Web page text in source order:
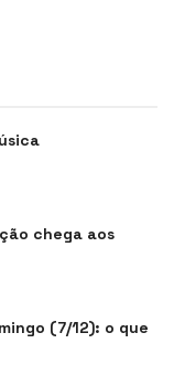
chega aos
(7/12): o que